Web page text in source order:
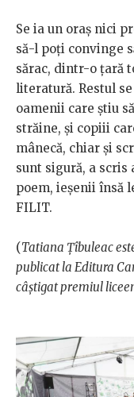
Se ia un oraș nici
să-l poți convinge
sărac, dintr-o țară
literatură. Restul
oamenii care știu
străine, și copiii
mânecă, chiar și
sunt sigură, a scris
poem, ieșenii însă
FILIT.
(Tatiana Țîbuleac
publicat la Editura
câștigat premiul